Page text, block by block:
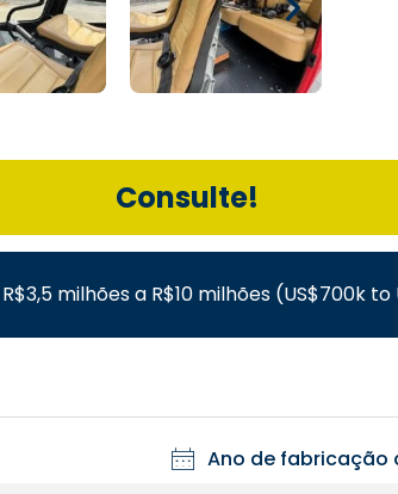
Consulte!
R$3,5 milhões a R$10 milhões (US$700k to
Ano de fabricação